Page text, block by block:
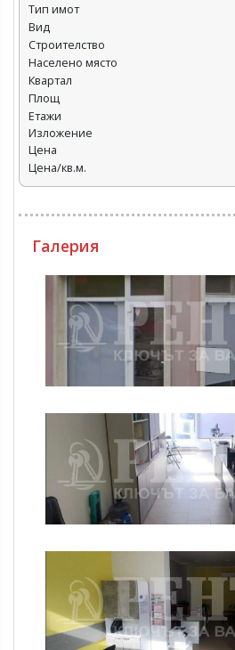
Тип имот
Вид
Строителство
Населено място
Квартал
Площ
Етажи
Изложение
Цена
Цена/кв.м.
Галерия